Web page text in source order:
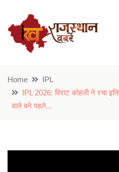
Home
IPL
IPL 2026: विराट कोहली ने रचा
वाले बने पहले...